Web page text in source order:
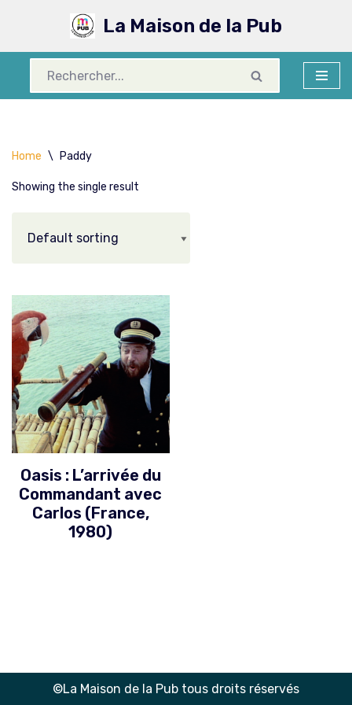
contenu
La Maison de la Pub
Home \ Paddy
Showing the single result
Oasis : L’arrivée du
Commandant avec
Carlos (France,
1980)
©La Maison de la Pub tous droits réservés